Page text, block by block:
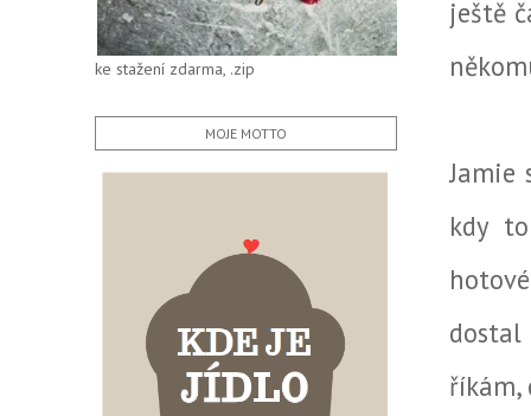
ještě
Jamie
kdy
dostal
říkám,
ke stažení zdarma, .zip
MOJE MOTTO